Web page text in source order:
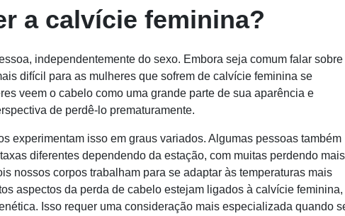
a calvície feminina?
independentemente do sexo. Embora seja comum falar sobre
difícil para as mulheres que sofrem de calvície feminina se
veem o cabelo como uma grande parte de sua aparência e
de perdê-lo prematuramente.
experimentam isso em graus variados. Algumas pessoas também
diferentes dependendo da estação, com muitas perdendo mais
nossos corpos trabalham para se adaptar às temperaturas mais
aspectos da perda de cabelo estejam ligados à calvície feminina,
Isso requer uma consideração mais especializada quando